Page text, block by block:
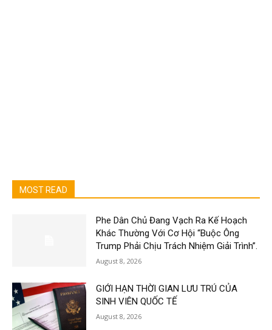
MOST READ
Phe Dân Chủ Đang Vạch Ra Kế Hoạch
Khác Thường Với Cơ Hội “Buộc Ông
Trump Phải Chịu Trách Nhiệm Giải Trình”.
August 8, 2026
GIỚI HẠN THỜI GIAN LƯU TRÚ CỦA
SINH VIÊN QUỐC TẾ
August 8, 2026